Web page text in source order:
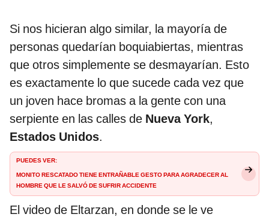
Si nos hicieran algo similar, la mayoría de
personas quedarían boquiabiertas, mientras
que otros simplemente se desmayarían. Esto
es exactamente lo que sucede cada vez que
un joven hace bromas a la gente con una
serpiente en las calles de Nueva York,
Estados Unidos.
PUEDES VER:
Monito rescatado tiene entrañable gesto para agradecer al
hombre que le salvó de sufrir accidente
El video de Eltarzan, en donde se le ve